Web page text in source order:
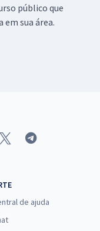
público que
sua área.
de ajuda